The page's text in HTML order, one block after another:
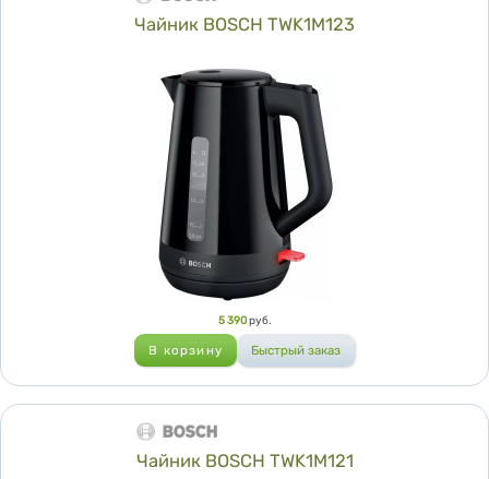
Чайник BOSCH TWK1M123
5 390 руб.
Чайник BOSCH TWK1M121